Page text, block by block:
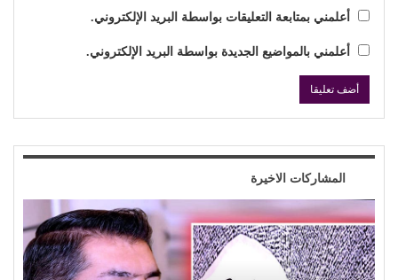
أعلمني بمتابعة التعليقات بواسطة البريد الإلكتروني.
أعلمني بالمواضيع الجديدة بواسطة البريد الإلكتروني.
المشاركات الاخيرة